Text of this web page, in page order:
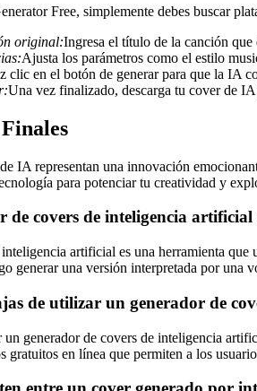
Free, simplemente debes buscar
original:Ingresa el título de la canción que
Ajusta los parámetros como el estilo
clic en el botón de generar para que la IA
Una vez finalizado, descarga tu cover de
IA representan una innovación
para potenciar tu creatividad y
de covers de inteligencia
artificial es una herramienta
generar una versión interpretada por una
de utilizar un generador de
generador de covers de inteligencia
gratuitos en línea que permiten a los